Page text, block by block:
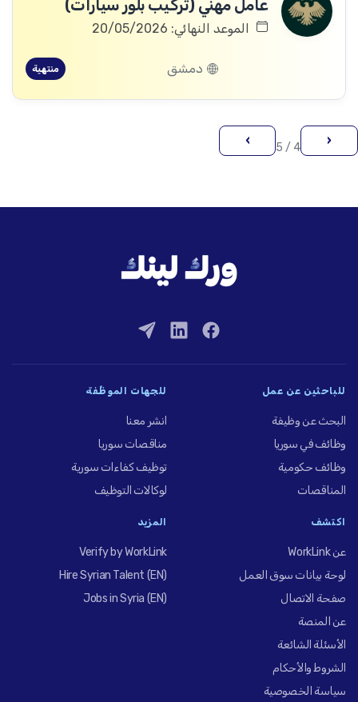
عامل مهني (تركيب بلور سيارات)
الموعد النهائي: 20/05/2026
دمشق منتهية
‹
4 / 5
›
للباحثين عن عمل
البحث عن وظيفة
وظائف في سوريا
وظائف حكومية
المناقصات
للجهات الموظِّفة
انشر معنا
مناقصات سوريا
توظيف كفاءات سورية
لوكالات التوظيف
اكتشف
عن WorkLink
لوحة بيانات سوق العمل
صفحة الاتصال
عن المنصة
الأسئلة الشائعة
الشروط والأحكام
سياسة الخصوصية
المزيد
Verify by WorkLink
Hire Syrian Talent (EN)
Jobs in Syria (EN)